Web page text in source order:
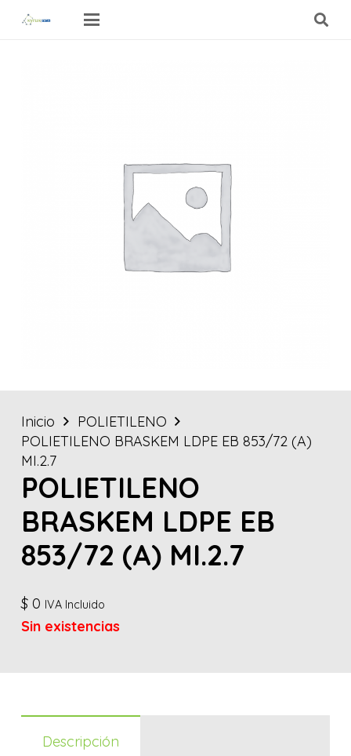
Inicio
POLIETILENO
POLIETILENO BRASKEM LDPE EB 853/72 (A)
MI.2.7
POLIETILENO
BRASKEM LDPE EB
853/72 (A) MI.2.7
$ 0 IVA Incluido
Sin existencias
Descripción